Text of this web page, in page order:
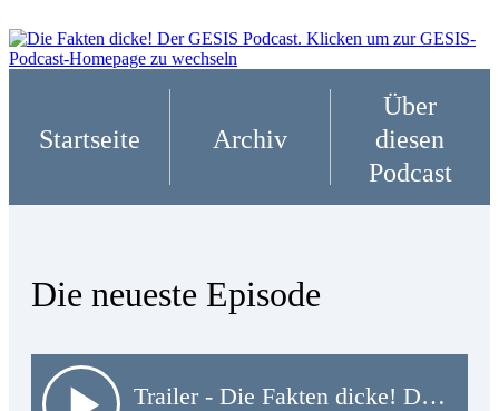
Startseite Archiv
Über
diesen
Podcast
Die neueste Episode
Trailer - Die Fakten dicke! Der GESIS Podcast